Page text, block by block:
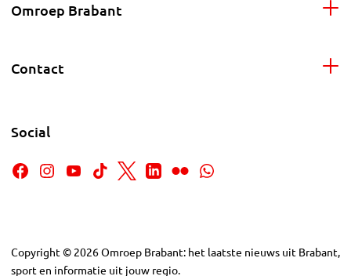
Omroep Brabant
Contact
Social
Copyright © 2026Omroep Brabant: het laatste nieuws uit Brabant,
sport en informatie uit jouw regio.